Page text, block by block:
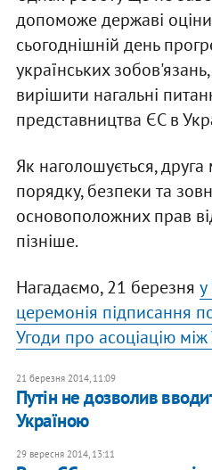
допоможе державі
сьогоднішній день
українських
вирішити нагальні
представництва ЄС в
Як наголошується, друга
порядку, безпеки та
основоположних прав
пізніше.
Нагадаємо, 21 березня у
церемонія підписання
Угоди про асоціацію
21 березня 2014, 11:09
Путін не дозволив
Україною
29 вересня 2014, 13:11